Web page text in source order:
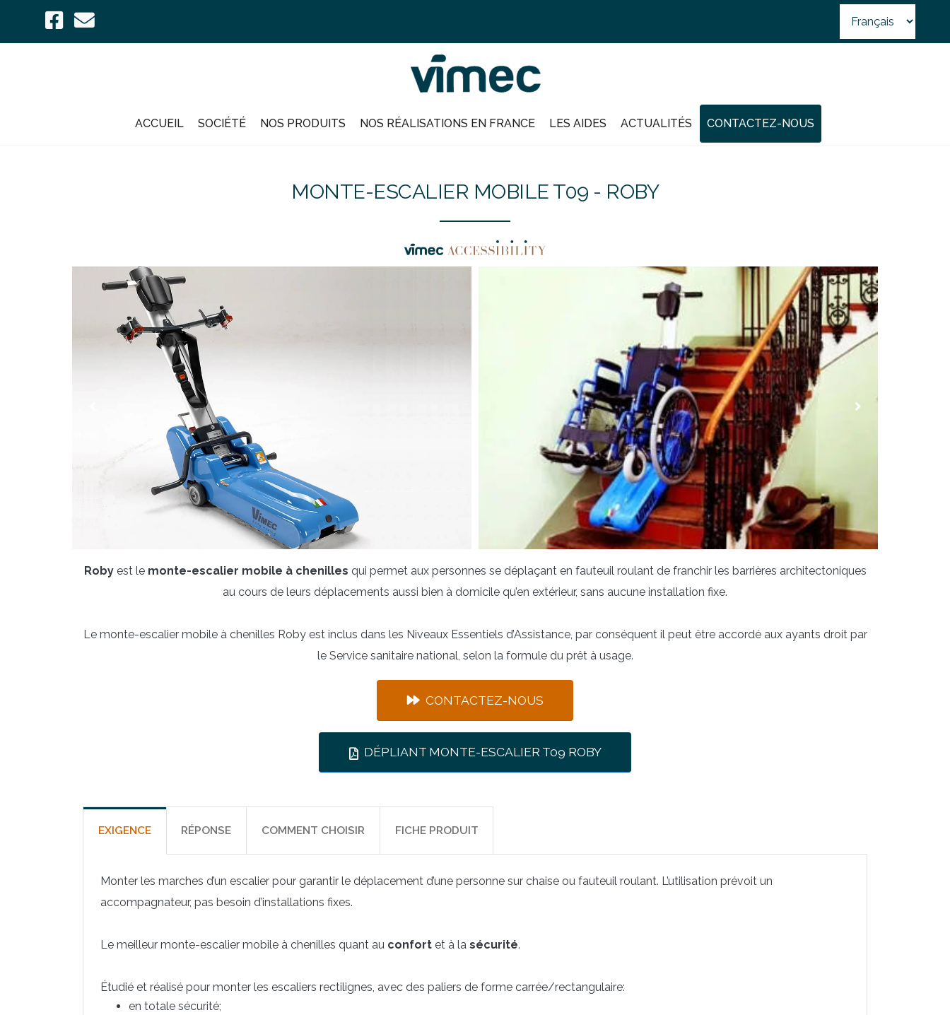
ACCUEIL SOCIÉTÉ NOS PRODUITS NOS RÉALISATIONS EN FRANCE LES AIDES ACTUALITÉS CONTACTEZ-NOUS
MONTE-ESCALIER MOBILE T09 - ROBY
Robyest le monte-escalier mobile à chenilles qui permet aux personnes se déplaçant en fauteuil roulant de franchir les barrières architectoniques
au cours de leurs déplacements aussi bien à domicile qu’en extérieur, sans aucune installation fixe.
Le monte-escalier mobile à chenilles Roby est inclus dans les Niveaux Essentiels d’Assistance, par conséquent il peut être accordé aux ayants droit par
le Service sanitaire national, selon la formule du prêt à usage.
CONTACTEZ-NOUS
DÉPLIANT MONTE-ESCALIER T09 ROBY
EXIGENCE RÉPONSE COMMENT CHOISIR FICHE PRODUIT
Monter les marches d’un escalier pour garantir le déplacement d’une personne sur chaise ou fauteuil roulant. L’utilisation prévoit un
accompagnateur, pas besoin d’installations fixes.
Le meilleur monte-escalier mobile à chenilles quant au confort et à la sécurité.
Étudié et réalisé pour monter les escaliers rectilignes, avec des paliers de forme carrée/rectangulaire:
en totale sécurité;